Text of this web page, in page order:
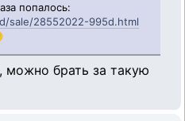
попалось:
sale/28552022-995d.html
можно брать за такую